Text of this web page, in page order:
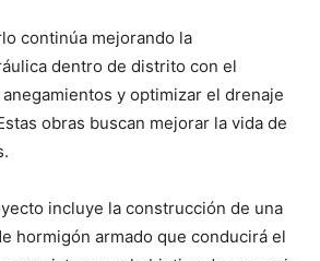
continúa mejorando la
dentro de distrito con el
y optimizar el drenaje
obras buscan mejorar la vida de
incluye la construcción de una
hormigón armado que conducirá el